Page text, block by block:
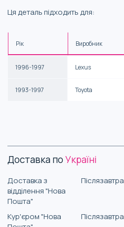
Ця деталь підходить для:
Рік Виробник
1996-1997 Lexus
1993-1997 Toyota
Доставка поУкраїні
Доставка з
відділення "Нова
Пошта"
Післязавтра
Кур'єром "Нова
Післязавтра